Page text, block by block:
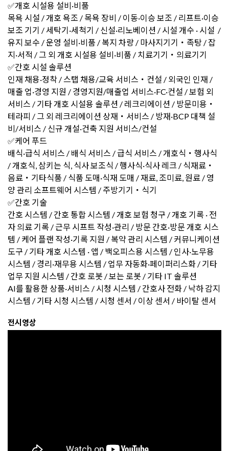
✅개호 시설용 설비·비품
목욕 시설 / 개호 욕조 / 목욕 장비 / 이동·이승 보조 / 리프트·이승
보조 기기 / 세탁기·세척기 / 신설·리노베이션 / 시설 개수 · 시설 /
유지 보수 / 운영 설비·비품 / 복지 차량 / 마사지기기・족탕 / 잡
지·서적 / 그 외 개호 시설용 설비·비품 / 치료기기・의료기기
✅간호 시설 솔루션
인재 채용·정착 / 스탭 채용/교육 서비스・컨설 / 외국인 인재 /
매출 업·경영 지원 / 경영지원/매출업 서비스·FC·컨설 / 보험 외
서비스 / 기타 개호 시설용 솔루션 / 레크리에이션 / 방문미용・
테라피 / 그 외 레크리에이션 상재・서비스 / 방재·BCP 대책 설
비/서비스 / 신규 개설·건축 지원 서비스/컨설
✅케어 푸드
배식·급식 서비스 / 배식 서비스 / 급식 서비스 / 개호식・행사식
/ 개호식, 삼키는 식, 식사 보조식 / 행사식·식사 레크 / 식재료・
음료・기타식품 / 식품 도매·식재 도매 / 재료, 조미료, 원료 / 영
양 관리 소프트웨어 시스템 / 주방기기・식기
✅간호 기술
간호 시스템 / 간호 통합 시스템 / 개호 보험 청구 / 개호 기록 · 전
자 의료 기록 / 근무 시프트 작성·관리 / 방문 간호·방문 개호 시스
템 / 케어 플랜 작성·기록 지원 / 복약 관리 시스템 / 커뮤니케이션
도구 / 기타 개호 시스템 · 앱 / 백오피스용 시스템 / 인사·노무용
시스템 / 경리·재무용 시스템 / 업무 자동화·페이퍼리스화 / 기타
업무 지원 시스템 / 간호 로봇 / 보는 로봇 / 기타 IT 솔루션
AI를 활용한 상품·서비스 / 시청 시스템 / 간호사 전화 / 낙하 감지
시스템 / 기타 시청 시스템 / 시청 센서 / 이상 센서 / 바이탈 센서
전시영상